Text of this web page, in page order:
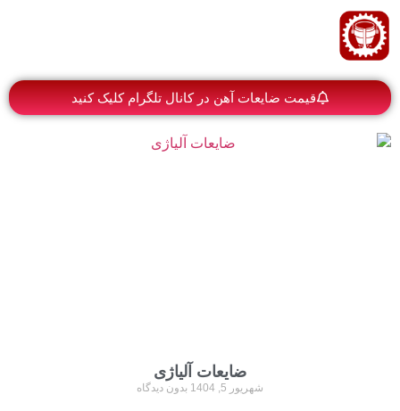
قیمت ضایعات آهن در کانال تلگرام کلیک کنید
ضایعات آلیاژی
شهریور 5, 1404 بدون دیدگاه